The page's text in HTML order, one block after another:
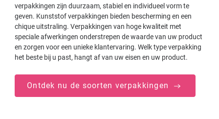
verpakkingen zijn duurzaam, stabiel en individueel vorm te
geven. Kunststof verpakkingen bieden bescherming en een
chique uitstraling. Verpakkingen van hoge kwaliteit met
speciale afwerkingen onderstrepen de waarde van uw product
en zorgen voor een unieke klantervaring. Welk type verpakking
het beste bij u past, hangt af van uw eisen en uw product.
Ontdek nu de soorten verpakkingen